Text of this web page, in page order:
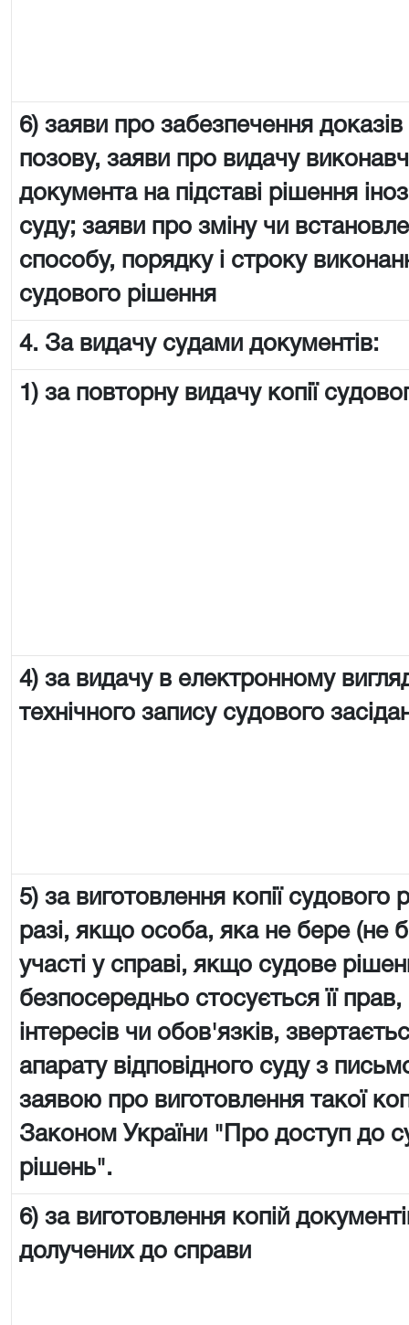
6) заяви про забезпечення
позову, заяви про видачу
документа на підставі рішення
суду; заяви про зміну чи
способу, порядку і строку
судового рішення
4. За видачу судами документів:
1) за повторну видачу копії
4) за видачу в електронному
технічного запису судового
5) за виготовлення копії судового
разі, якщо особа, яка не бере (не
участі у справі, якщо судове
безпосередньо стосується її
інтересів чи обов'язків,
апарату відповідного суду з
заявою про виготовлення такої
Законом України "Про доступ до
рішень".
6) за виготовлення копій
долучених до справи